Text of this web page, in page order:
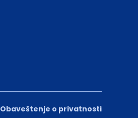
Obaveštenje o privatnosti